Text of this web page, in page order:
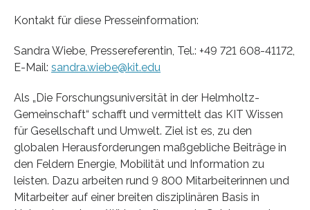
Kontakt für diese Presseinformation:
Sandra Wiebe, Pressereferentin, Tel.: +49 721 608-41172,
E-Mail: sandra.wiebe@kit.edu
Als „Die Forschungsuniversität in der Helmholtz-
Gemeinschaft“ schafft und vermittelt das KIT Wissen
für Gesellschaft und Umwelt. Ziel ist es, zu den
globalen Herausforderungen maßgebliche Beiträge in
den Feldern Energie, Mobilität und Information zu
leisten. Dazu arbeiten rund 9 800 Mitarbeiterinnen und
Mitarbeiter auf einer breiten disziplinären Basis in